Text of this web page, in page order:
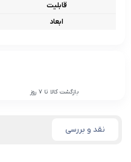
قابلیت
ابعاد
بازگشت کالا تا 7 روز
نقد و بررسی